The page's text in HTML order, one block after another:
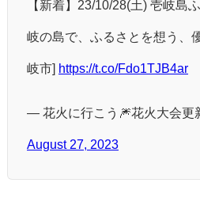
【新着】23/10/28(土) 壱岐島
岐の島で、ふるさとを想う、
岐市] https://t.co/Fdo1TJB4ar
— 花火に行こう🎆花火大会更
August 27, 2023